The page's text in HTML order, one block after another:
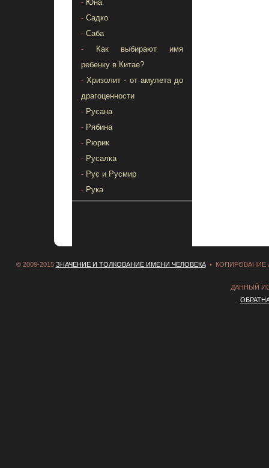
- Юна
- Садко
- Саба
-
Как выбирают имя
ребенку в Китае?
-Хризолит - от амулета до
драгоценности
- Русана
- Рябина
- Рюрик
- Русалка
- Рус и Русмир
- Рука
© 2009-2015 ЗНАЧЕНИЕ И ТОЛКОВАНИЕ ИМЕНИ ЧЕЛОВЕКА• КОПИРОВАНИЕ
ДАННЫЙ